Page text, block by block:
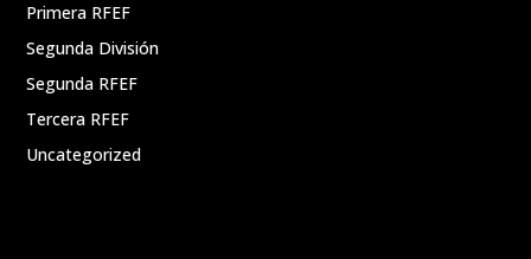
Primera RFEF
Segunda División
Segunda RFEF
Tercera RFEF
Uncategorized